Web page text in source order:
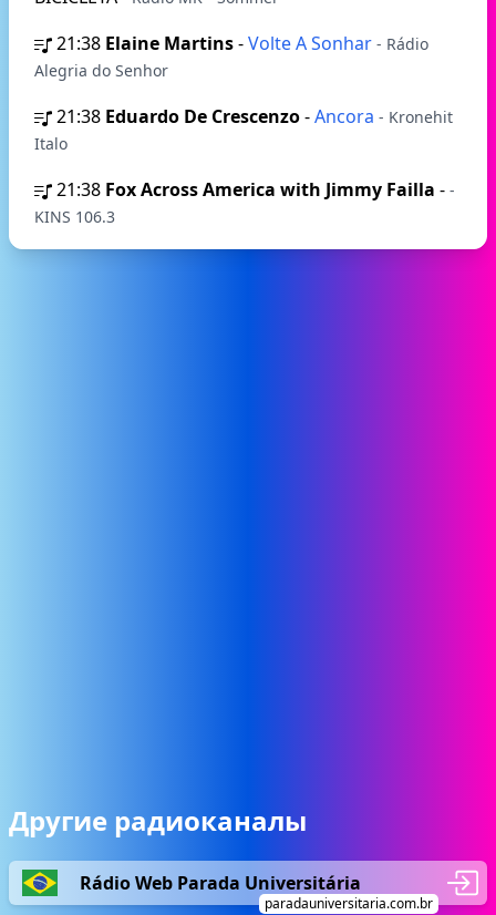
21:38 Elaine Martins-Volte A Sonhar - Rádio
Alegria do Senhor
21:38 Eduardo De Crescenzo-Ancora - Kronehit
Italo
21:38 Fox Across America with Jimmy Failla - -
KINS 106.3
Другие радиоканалы
Rádio Web Parada Universitária
paradauniversitaria.com.br